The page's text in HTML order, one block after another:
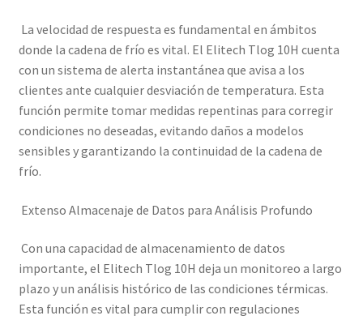
La velocidad de respuesta es fundamental en ámbitos
donde la cadena de frío es vital. El Elitech Tlog 10H cuenta
con un sistema de alerta instantánea que avisa a los
clientes ante cualquier desviación de temperatura. Esta
función permite tomar medidas repentinas para corregir
condiciones no deseadas, evitando daños a modelos
sensibles y garantizando la continuidad de la cadena de
frío.
Extenso Almacenaje de Datos para Análisis Profundo
Con una capacidad de almacenamiento de datos
importante, el Elitech Tlog 10H deja un monitoreo a largo
plazo y un análisis histórico de las condiciones térmicas.
Esta función es vital para cumplir con regulaciones